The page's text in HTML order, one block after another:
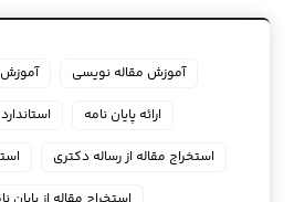
آموزش مقاله نویسی
آموزش
ارائه پایان نامه
استخراج مقاله از رساله دکتری